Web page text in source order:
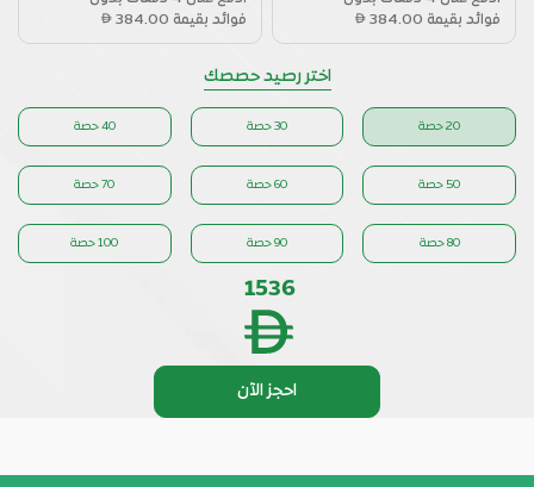
فوائد بقيمة 384.00
فوائد بقيمة 384.00
اختر رصيد حصصك
20 حصة 30 حصة 40 حصة
50 حصة 60 حصة 70 حصة
80 حصة 90 حصة 100 حصة
1536
احجز الآن